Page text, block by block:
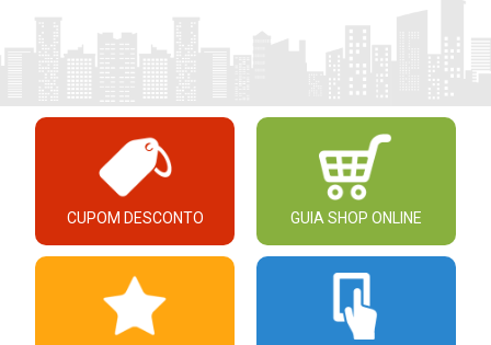
CUPOM DESCONTO GUIA SHOP ONLINE